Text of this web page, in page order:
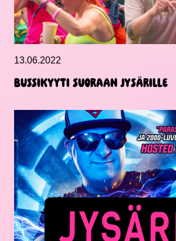
13.06.2022
Bussikyyti suoraan Jysärille